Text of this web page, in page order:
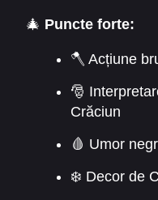
🎄 Puncte forte:
🪓 Acțiune
🎅
Crăciun
🩸 Umor
❄️ Decor de